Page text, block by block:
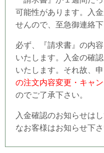
可能性があります。入
せんので、至急御連絡下
必ず、『請求書』の内
いたします。入金の確
いたします。それ故、
の注文内容変更・キャ
のでご了承下さい。
入金確認のお知らせは
なお客様はお知らせ下さ